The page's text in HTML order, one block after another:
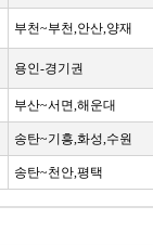
부천~부천,안산,양재
용인-경기권
부산~서면,해운대
송탄~기흥,화성,수원
송탄~천안,평택